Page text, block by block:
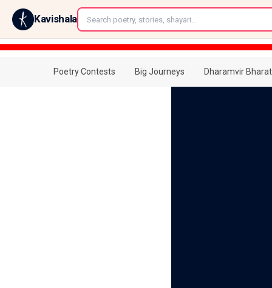
Kavishala
Poetry Contests Big Journeys Dharamvir